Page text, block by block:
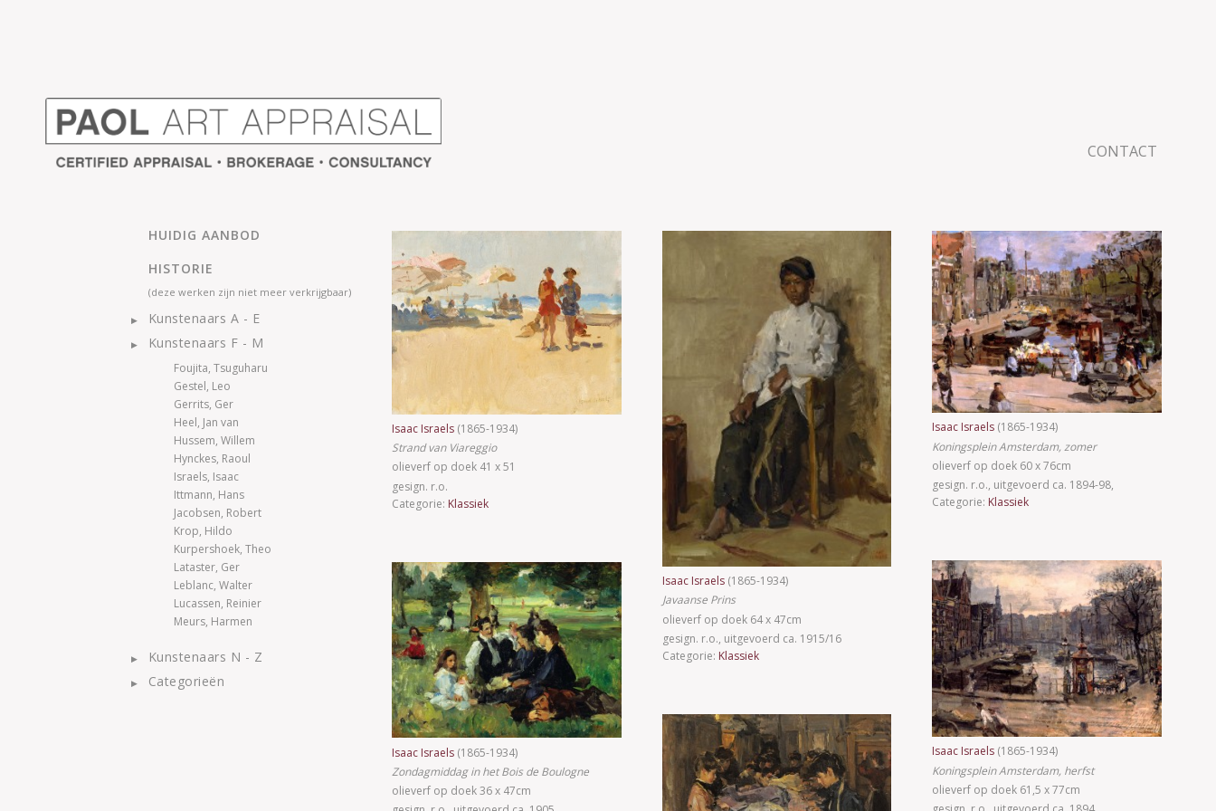
CONTACT
HUIDIG AANBOD
HISTORIE
(deze werken zijn niet meer verkrijgbaar)
Kunstenaars A - E
Kunstenaars F - M
Foujita, Tsuguharu
Gestel, Leo
Gerrits, Ger
Heel, Jan van
Hussem, Willem
Hynckes, Raoul
Israels, Isaac
Ittmann, Hans
Jacobsen, Robert
Krop, Hildo
Kurpershoek, Theo
Lataster, Ger
Leblanc, Walter
Lucassen, Reinier
Meurs, Harmen
Kunstenaars N - Z
Categorieën
Isaac Israels (1865-1934)
Strand van Viareggio
olieverf op doek 41 x 51
gesign. r.o.
Categorie: Klassiek
Isaac Israels (1865-1934)
Zondagmiddag in het Bois de Boulogne
olieverf op doek 36 x 47cm
Isaac Israels (1865-1934)
Javaanse Prins
olieverf op doek 64 x 47cm
gesign. r.o., uitgevoerd ca. 1915/16
Categorie: Klassiek
Isaac Israels (1865-1934)
Koningsplein Amsterdam, zomer
olieverf op doek 60 x 76cm
gesign. r.o., uitgevoerd ca. 1894-98,
Categorie: Klassiek
Isaac Israels (1865-1934)
Koningsplein Amsterdam, herfst
olieverf op doek 61,5 x 77cm